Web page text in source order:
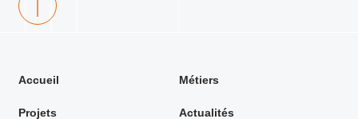
Accueil Métiers
Projets Actualités